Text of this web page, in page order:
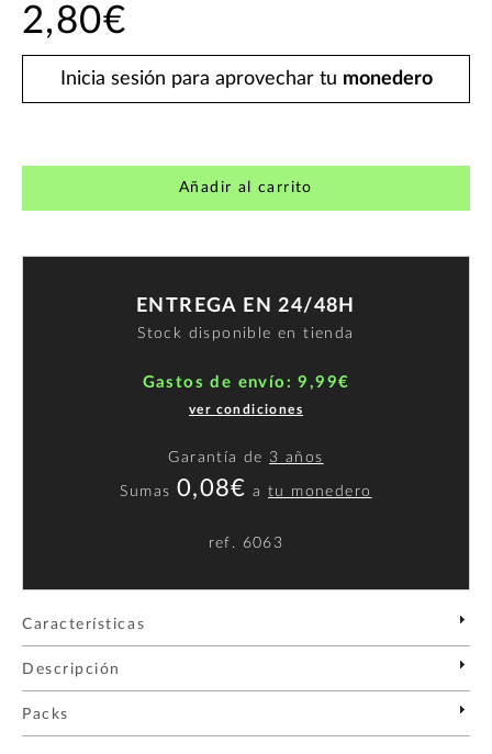
2,80€
Inicia sesión para aprovechar tu monedero
Añadir al carrito
ENTREGA EN 24/48H
Stock disponible en tienda
Gastos de envío: 9,99€
ver condiciones
Garantía de 3 años
Sumas 0,08€ atu monedero
ref. 6063
Características
Descripción
Packs